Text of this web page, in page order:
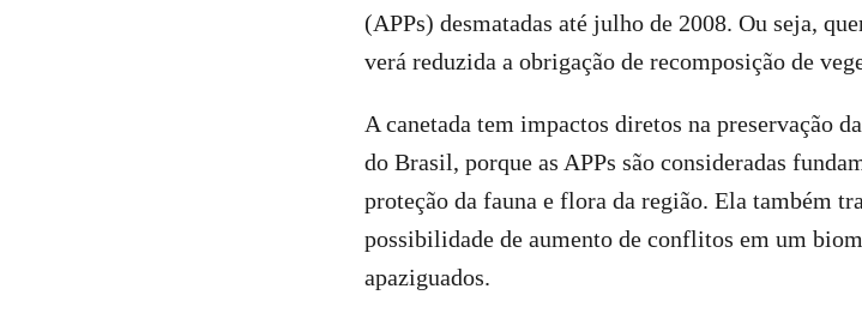
(APPs) desmatadas até julho de 2008. Ou seja,
verá reduzida a obrigação de recomposição de
A canetada tem impactos diretos na preservação
do Brasil, porque as APPs são consideradas
proteção da fauna e flora da região. Ela também
possibilidade de aumento de conflitos em um
apaziguados.